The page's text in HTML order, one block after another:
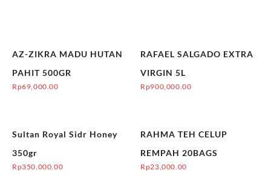
AZ-ZIKRA MADU HUTAN
PAHIT 500GR
Rp69,000.00
RAFAEL SALGADO EXTRA
VIRGIN 5L
Rp900,000.00
Sultan Royal Sidr Honey
350gr
Rp350,000.00
RAHMA TEH CELUP
REMPAH 20BAGS
Rp23,000.00